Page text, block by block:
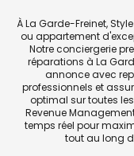
À La Garde-Freinet,
ou appartement
Notre conciergerie
réparations à La
annonce avec
professionnels et
optimal sur toutes
Revenue
temps réel pour
tout au long